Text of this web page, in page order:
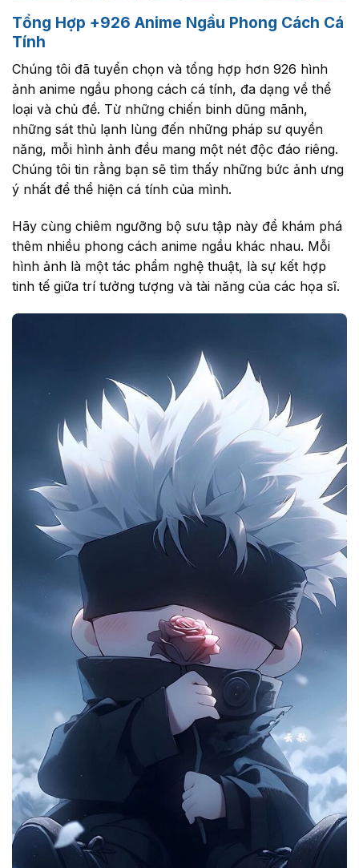
Tổng Hợp +926 Anime Ngầu Phong Cách Cá
Tính
Chúng tôi đã tuyển chọn và tổng hợp hơn 926 hình
ảnh anime ngầu phong cách cá tính, đa dạng về thể
loại và chủ đề. Từ những chiến binh dũng mãnh,
những sát thủ lạnh lùng đến những pháp sư quyền
năng, mỗi hình ảnh đều mang một nét độc đáo riêng.
Chúng tôi tin rằng bạn sẽ tìm thấy những bức ảnh ưng
ý nhất để thể hiện cá tính của mình.
Hãy cùng chiêm ngưỡng bộ sưu tập này để khám phá
thêm nhiều phong cách anime ngầu khác nhau. Mỗi
hình ảnh là một tác phẩm nghệ thuật, là sự kết hợp
tinh tế giữa trí tưởng tượng và tài năng của các họa sĩ.